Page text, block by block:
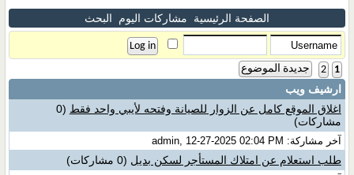
الصفحة الرئيسية مشاركات اليوم البحث
1
2 جديدة الموضوع
ارشيف ويب
اغلاق الموقع كامل عن الزوار للصيانة وفتحه لأيبي واحد فقط
(0
مشاركات)
آخر مشاركة: admin, 12-27-2025 02:04 PM
طلب استعلام عن امتلاك المستأجر لسكن بديل (0 مشاركات)